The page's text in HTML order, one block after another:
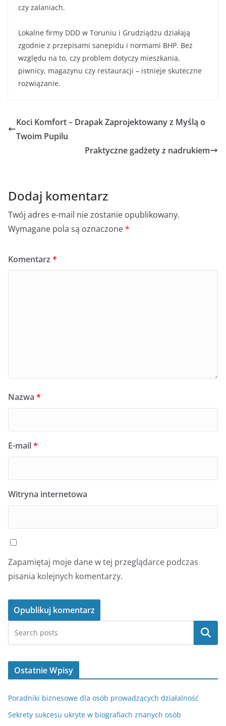
czy zalaniach.
Lokalne firmy DDD w Toruniu i Grudziądzu działają
zgodnie z przepisami sanepidu i normami BHP. Bez
względu na to, czy problem dotyczy mieszkania,
piwnicy, magazynu czy restauracji – istnieje skuteczne
rozwiązanie.
Koci Komfort – Drapak Zaprojektowany z Myślą o
Twoim Pupilu
Praktyczne gadżety z nadrukiem
Dodaj komentarz
Twój adres e-mail nie zostanie opublikowany.
Wymagane pola są oznaczone*
Komentarz *
Nazwa *
E-mail*
Witryna internetowa
Zapamiętaj moje dane w tej przeglądarce podczas
pisania kolejnych komentarzy.
Szukaj
Ostatnie Wpisy
Poradniki biznesowe dla osób prowadzących działalność
Sekrety sukcesu ukryte w biografiach znanych osób